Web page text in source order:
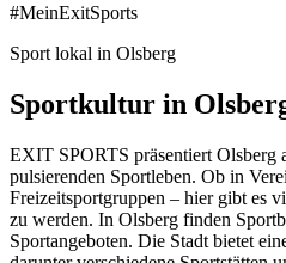
#MeinExitSports
Sport lokal in Olsberg
Sportkultur in
EXIT SPORTS präsentiert Olsberg
pulsierenden Sportleben. Ob in
Freizeitsportgruppen – hier gibt es
zu werden. In Olsberg finden
Sportangeboten. Die Stadt bietet